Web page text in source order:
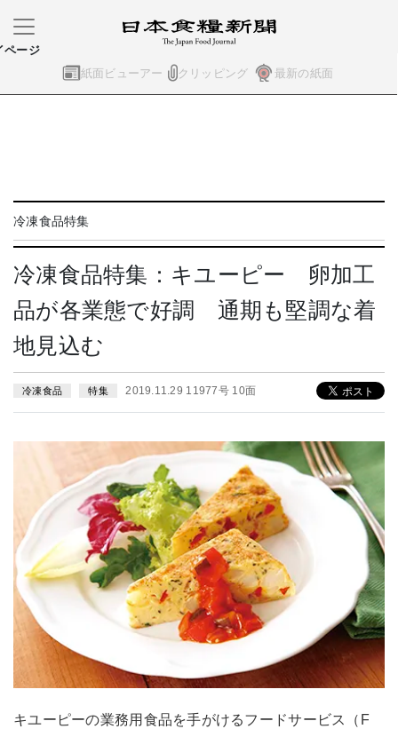
紙面ビューアー クリッピング 最新の紙面
ページ
冷凍食品特集
冷凍食品特集：キユーピー 卵加工
品が各業態で好調 通期も堅調な着
地見込む
冷凍食品 特集 2019.11.29 11977号 10面
キユーピーの業務用食品を手がけるフードサービス（F